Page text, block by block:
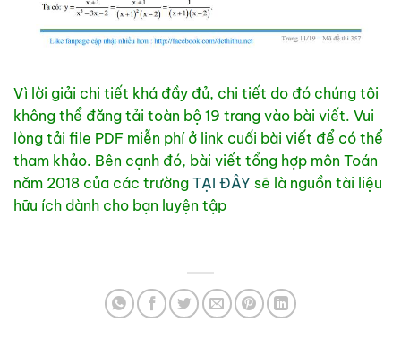
Vì lời giải chi tiết khá đầy đủ, chi tiết do đó chúng tôi
không thể đăng tải toàn bộ 19 trang vào bài viết. Vui
lòng tải file PDF miễn phí ở link cuối bài viết để có thể
tham khảo. Bên cạnh đó, bài viết tổng hợp môn Toán
năm 2018 của các trường TẠI ĐÂY sẽ là nguồn tài liệu
hữu ích dành cho bạn luyện tập